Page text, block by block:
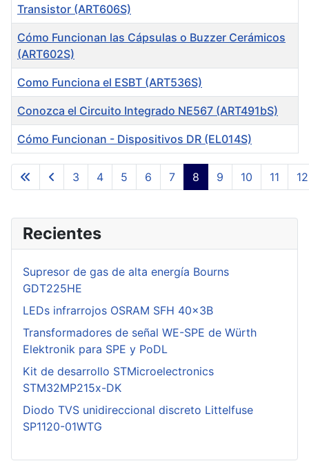
Articles
Transistor (ART606S)
Cómo Funcionan las Cápsulas o Buzzer Cerámicos
(ART602S)
Como Funciona el ESBT (ART536S)
Conozca el Circuito Integrado NE567 (ART491bS)
Cómo Funcionan - Dispositivos DR (EL014S)
Page 8 of 13
3 4 5 6 7 8 9 10 11 12
Recientes
Supresor de gas de alta energía Bourns
GDT225HE
LEDs infrarrojos OSRAM SFH 40x3B
Transformadores de señal WE-SPE de Würth
Elektronik para SPE y PoDL
Kit de desarrollo STMicroelectronics
STM32MP215x-DK
Diodo TVS unidireccional discreto Littelfuse
SP1120-01WTG